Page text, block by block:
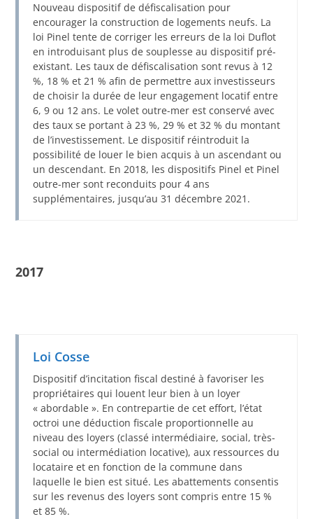
Nouveau dispositif de défiscalisation pour
encourager la construction de logements neufs. La
loi Pinel tente de corriger les erreurs de la loi Duflot
en introduisant plus de souplesse au dispositif pré-
existant. Les taux de défiscalisation sont revus à 12
%, 18 % et 21 % afin de permettre aux investisseurs
de choisir la durée de leur engagement locatif entre
6, 9 ou 12 ans. Le volet outre-mer est conservé avec
des taux se portant à 23 %, 29 % et 32 % du montant
de l’investissement. Le dispositif réintroduit la
possibilité de louer le bien acquis à un ascendant ou
un descendant. En 2018, les dispositifs Pinel et Pinel
outre-mer sont reconduits pour 4 ans
supplémentaires, jusqu’au 31 décembre 2021.
2017
Loi Cosse
Dispositif d’incitation fiscal destiné à favoriser les
propriétaires qui louent leur bien à un loyer
« abordable ». En contrepartie de cet effort, l’état
octroi une déduction fiscale proportionnelle au
niveau des loyers (classé intermédiaire, social, très-
social ou intermédiation locative), aux ressources du
locataire et en fonction de la commune dans
laquelle le bien est situé. Les abattements consentis
sur les revenus des loyers sont compris entre 15 %
et 85 %.